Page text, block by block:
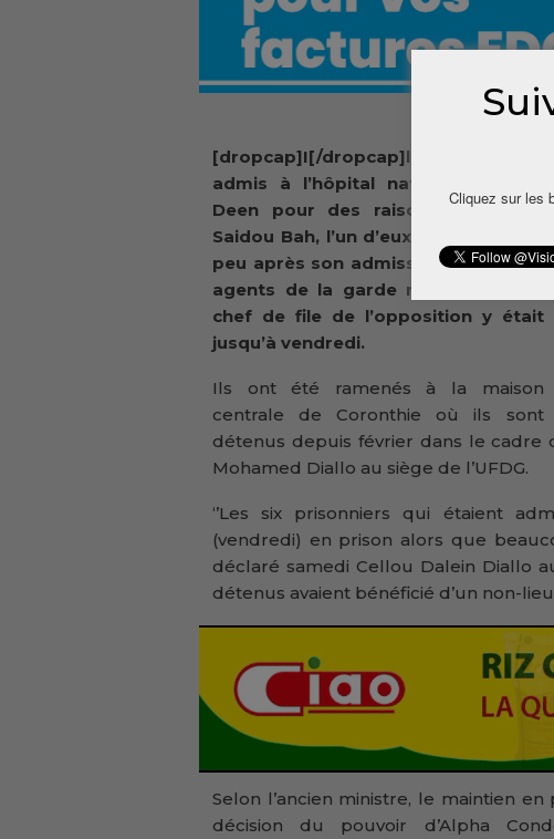
[dropcap]I[/dropcap]ls avaient été
admis à l’hôpital national Ignaace
Deen pour des raisons de santé.
Saidou Bah, l’un d’eux a rendu l’âme
peu après son admission. Six autres
agents de la garde rapprochée du
chef de file de l’opposition y était
jusqu’à vendredi.
Ils ont été ramenés à la maison
centrale de Coronthie où ils sont
détenus depuis février dans le
Mohamed Diallo au siège de l’UFDG.
‘’Les six prisonniers qui étaient
(vendredi) en prison alors que
déclaré samedi Cellou Dalein Diallo
détenus avaient bénéficié d’un non-
Selon l’ancien ministre, le maintien
décision du pouvoir d’Alpha
Cliquez sur les